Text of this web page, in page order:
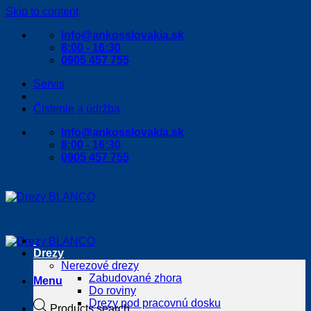
Skip to content
info@ankosslovakia.sk
8:00 - 16:30
0905 457 755
Servis
Čistenie a údržba
info@ankosslovakia.sk
8:00 - 16:30
0905 457 755
Menu
Products search
Drezy
Nerezové drezy
Zabudované zhora
Do roviny
Drezy pod pracovnú dosku